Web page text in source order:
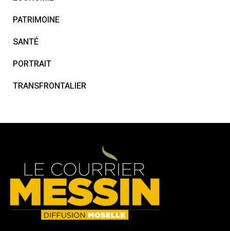
PATRIMOINE
SANTÉ
PORTRAIT
TRANSFRONTALIER